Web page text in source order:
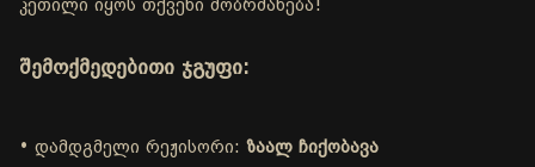
კეთილი იყოს თქვენი მობრძანება!
შემოქმედებითი ჯგუფი:
• დამდგმელი რეჟისორი: ზაალ ჩიქობავა